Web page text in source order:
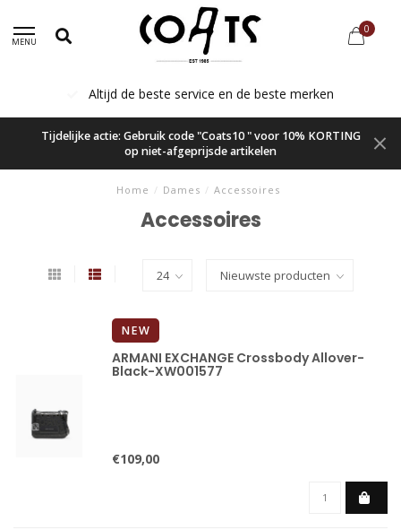
MENU
0
Altijd de beste service en de beste merken
Tijdelijke actie: Gebruik code "Coats10 " voor 10% KORTING
op niet-afgeprijsde artikelen
Home / Dames / Accessoires
Accessoires
NEW
ARMANI EXCHANGE Crossbody Allover-
Black-XW001577
€109,00